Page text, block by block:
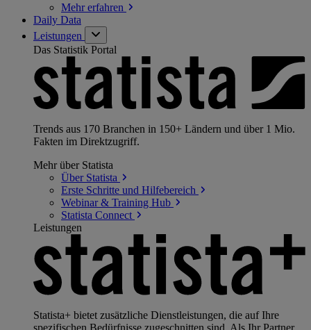
Mehrerfahren
Daily Data
Leistungen
Das Statistik Portal
Trends aus 170 Branchen in 150+ Ländern und über 1 Mio.
Fakten im Direktzugriff.
Mehr über Statista
Über Statista
Erste Schritte und Hilfebereich
Webinar & Training Hub
Statista Connect
Leistungen
Statista+ bietet zusätzliche Dienstleistungen, die auf Ihre
spezifischen Bedürfnisse zugeschnitten sind. Als Ihr Partner